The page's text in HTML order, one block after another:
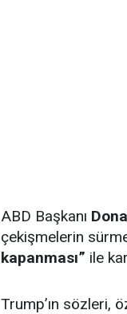
ABD Başkanı
çekişmelerin
kapanması” ile
Trump’ın sözleri,